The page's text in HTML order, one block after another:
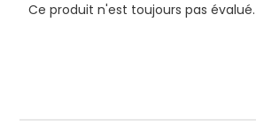
Ce produit n'est toujours pas